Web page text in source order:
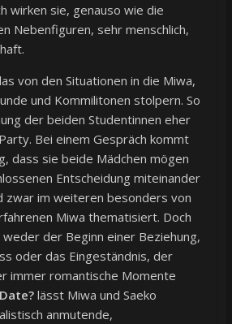
wirken sie, genauso wie die
Nebenfiguren, sehr menschlich,
von den Situationen in die Miwa,
und Kommilitonen stolpern. So
der beiden Studentinnen eher
Bei einem Gespräch kommt
dass sie beide Mädchen mögen
Entscheidung miteinander
zwar im weiteren besonders von
Miwa thematisiert. Doch
der Beginn einer Beziehung,
oder das Eingeständnis, der
immer romantische Momente
lässt Miwa und Saeko
anmutende,